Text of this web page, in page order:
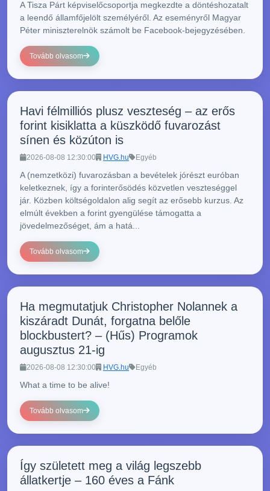
A Tisza Párt képviselőcsoportja megkezdte a döntéshozatalt
a leendő államfőjelölt személyéről. Az eseményről Magyar
Péter miniszterelnök számolt be Facebook-bejegyzésében.
Tovább olvasom
Havi félmilliós plusz veszteség – az erős
forint kisiklatta a küszködő fuvarozást
sínen és közúton is
2026-08-08 12:30:00 HVG.hu Egyéb
A (nemzetközi) fuvarozásban a bevételek jórészt euróban
keletkeznek, így a forinterősödés közvetlen veszteséggel
jár. Közben költségoldalon alig segít az erősebb kurzus. Az
elmúlt években a forint gyengülése támogatta a
jövedelmezőséget, ám a hatá...
Tovább olvasom
Ha megmutatjuk Christopher Nolannek a
kiszáradt Dunát, forgatna belőle
blockbustert? – (Hűs) Programok
augusztus 21-ig
2026-08-08 12:30:00 HVG.hu Egyéb
What a time to be alive!
Tovább olvasom
Így született meg a világ legszebb
állatkertje – 160 éves a Fánk